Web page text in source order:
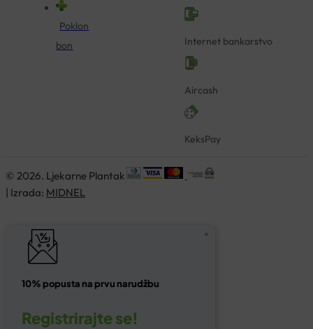
Poklon
bon
Internet bankarstvo
Aircash
KeksPay
© 2026. Ljekarne Plantak
| Izrada: MIDNEL
10% popusta na prvu narudžbu
Registrirajte se!